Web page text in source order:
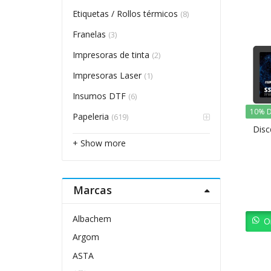
10%
Etiquetas / Rollos térmicos (8)
Franelas (3)
Impresoras de tinta (2)
Impresoras Laser (1)
Insumos DTF (6)
Papeleria (619)
+ Show more
Marcas
Albachem
Argom
ASTA